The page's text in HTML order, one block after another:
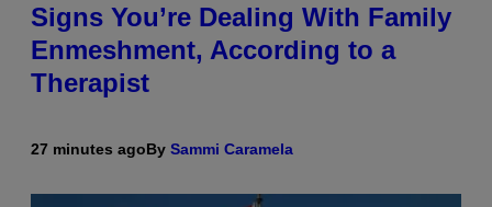
Signs You’re Dealing With Family
Enmeshment, According to a
Therapist
27 minutes agoBy Sammi Caramela